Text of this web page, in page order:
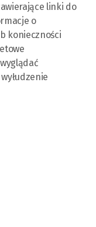
linki do
o
konieczności